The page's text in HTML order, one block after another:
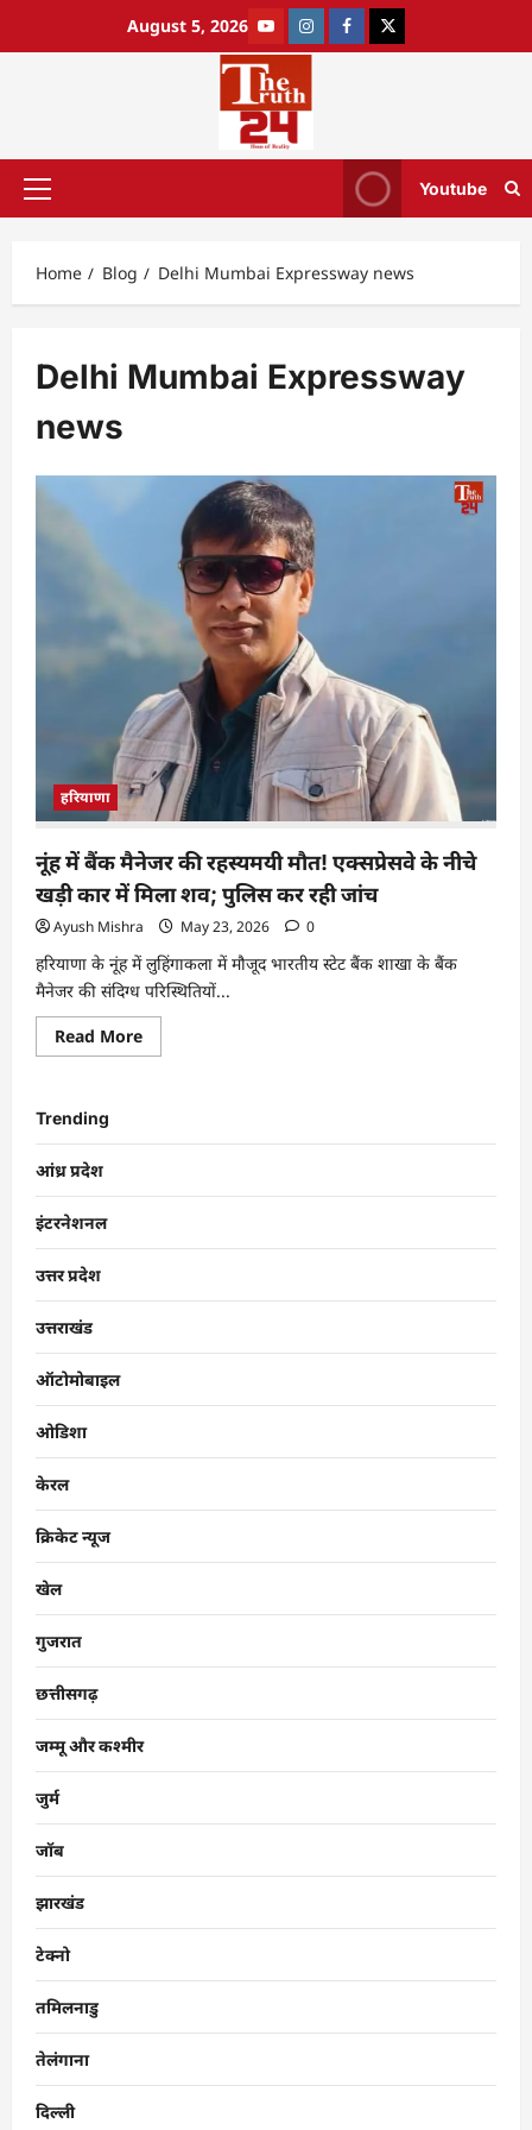
August 5, 2026
Youtube
Home Blog Delhi Mumbai Expressway news
Delhi Mumbai Expressway
news
हरियाणा
नूंह में बैंक मैनेजर की रहस्यमयी मौत! एक्सप्रेसवे के नीचे
खड़ी कार में मिला शव; पुलिस कर रही जांच
Ayush Mishra May 23, 2026 0
हरियाणा के नूंह में लुहिंगाकला में मौजूद भारतीय स्टेट बैंक शाखा के बैंक
मैनेजर की संदिग्ध परिस्थितियों...
Read More
Trending
आंध्र प्रदेश
इंटरनेशनल
उत्तर प्रदेश
उत्तराखंड
ऑटोमोबाइल
ओडिशा
केरल
क्रिकेट न्यूज
खेल
गुजरात
छत्तीसगढ़
जम्मू और कश्मीर
जुर्म
जॉब
झारखंड
टेक्नो
तमिलनाडु
तेलंगाना
दिल्ली